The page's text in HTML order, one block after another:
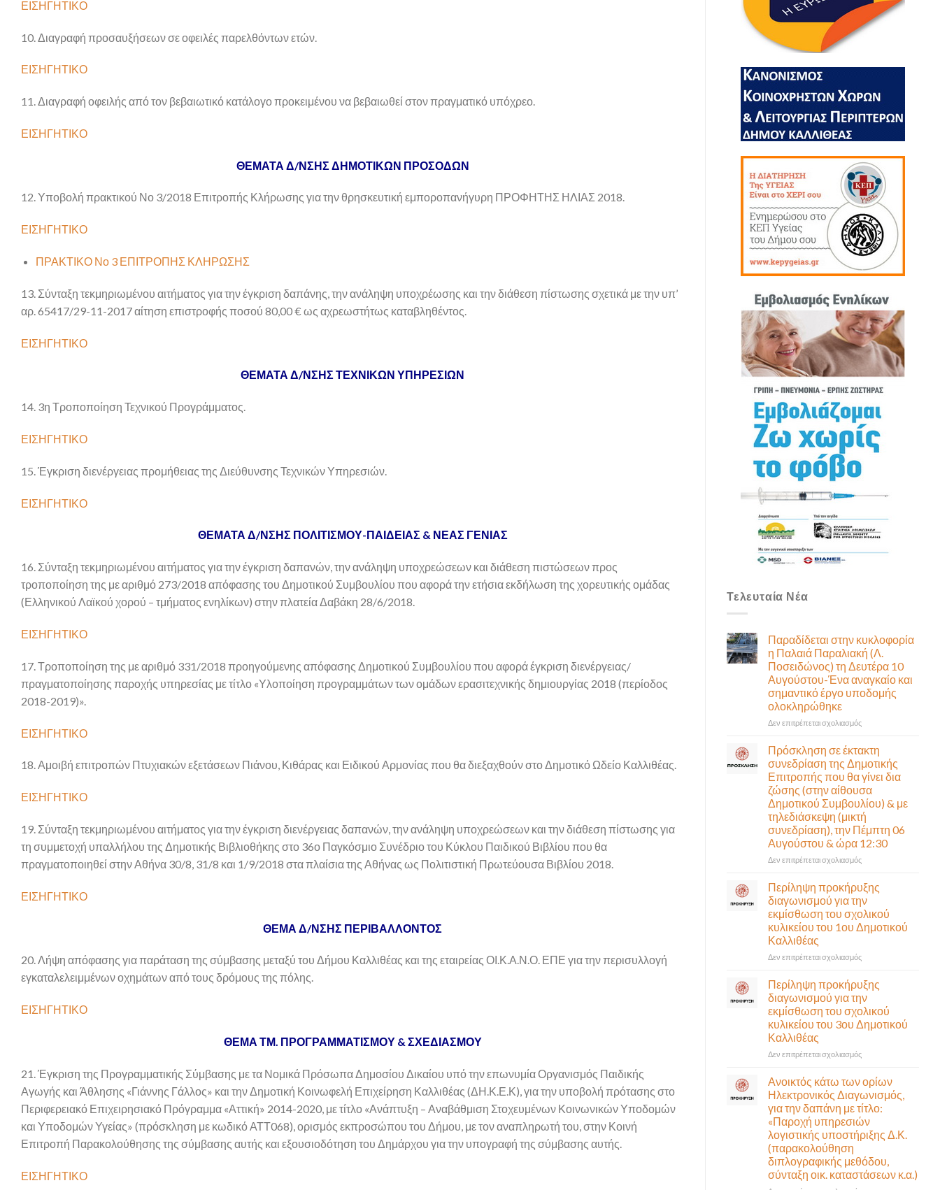
ΕΙΣΗΓΗΤΙΚΟ
10. Διαγραφή προσαυξήσεων σε οφειλές παρελθόντων ετών.
ΕΙΣΗΓΗΤΙΚΟ
11. Διαγραφή οφειλής από τον βεβαιωτικό κατάλογο προκειμένου να βεβαιωθεί στον πραγματικό υπόχρεο.
ΕΙΣΗΓΗΤΙΚΟ
ΘΕΜΑΤΑ Δ/ΝΣΗΣ ΔΗΜΟΤΙΚΩΝ ΠΡΟΣΟΔΩΝ
12. Υποβολή πρακτικού Νο 3/2018 Επιτροπής Κλήρωσης για την θρησκευτική εμποροπανήγυρη ΠΡΟΦΗΤΗΣ ΗΛΙΑΣ 2018.
ΕΙΣΗΓΗΤΙΚΟ
ΠΡΑΚΤΙΚΟ Νο 3 ΕΠΙΤΡΟΠΗΣ ΚΛΗΡΩΣΗΣ
13. Σύνταξη τεκμηριωμένου αιτήματος για την έγκριση δαπάνης, την ανάληψη υποχρέωσης και την διάθεση πίστωσης σχετικά με την υπ’
αρ. 65417/29-11-2017 αίτηση επιστροφής ποσού 80,00 € ως αχρεωστήτως καταβληθέντος.
ΕΙΣΗΓΗΤΙΚΟ
ΘΕΜΑΤΑ Δ/ΝΣΗΣ ΤΕΧΝΙΚΩΝ ΥΠΗΡΕΣΙΩΝ
14. 3η Τροποποίηση Τεχνικού Προγράμματος.
ΕΙΣΗΓΗΤΙΚΟ
15. Έγκριση διενέργειας προμήθειας της Διεύθυνσης Τεχνικών Υπηρεσιών.
ΕΙΣΗΓΗΤΙΚΟ
ΘΕΜΑΤΑ Δ/ΝΣΗΣ ΠΟΛΙΤΙΣΜΟΥ-ΠΑΙΔΕΙΑΣ & ΝΕΑΣ ΓΕΝΙΑΣ
16. Σύνταξη τεκμηριωμένου αιτήματος για την έγκριση δαπανών, την ανάληψη υποχρεώσεων και διάθεση πιστώσεων προς
τροποποίηση της με αριθμό 273/2018 απόφασης του Δημοτικού Συμβουλίου που αφορά την ετήσια εκδήλωση της χορευτικής ομάδας
(Ελληνικού Λαϊκού χορού – τμήματος ενηλίκων) στην πλατεία Δαβάκη 28/6/2018.
ΕΙΣΗΓΗΤΙΚΟ
17. Τροποποίηση της με αριθμό 331/2018 προηγούμενης απόφασης Δημοτικού Συμβουλίου που αφορά έγκριση διενέργειας/
πραγματοποίησης παροχής υπηρεσίας με τίτλο «Υλοποίηση προγραμμάτων των ομάδων ερασιτεχνικής δημιουργίας 2018 (περίοδος
2018-2019)».
ΕΙΣΗΓΗΤΙΚΟ
18. Αμοιβή επιτροπών Πτυχιακών εξετάσεων Πιάνου, Κιθάρας και Ειδικού Αρμονίας που θα διεξαχθούν στο Δημοτικό Ωδείο Καλλιθέας.
ΕΙΣΗΓΗΤΙΚΟ
19. Σύνταξη τεκμηριωμένου αιτήματος για την έγκριση διενέργειας δαπανών, την ανάληψη υποχρεώσεων και την διάθεση πίστωσης για
τη συμμετοχή υπαλλήλου της Δημοτικής Βιβλιοθήκης στο 36ο Παγκόσμιο Συνέδριο του Κύκλου Παιδικού Βιβλίου που θα
πραγματοποιηθεί στην Αθήνα 30/8, 31/8 και 1/9/2018 στα πλαίσια της Αθήνας ως Πολιτιστική Πρωτεύουσα Βιβλίου 2018.
ΕΙΣΗΓΗΤΙΚΟ
ΘΕΜΑ Δ/ΝΣΗΣ ΠΕΡΙΒΑΛΛΟΝΤΟΣ
20. Λήψη απόφασης για παράταση της σύμβασης μεταξύ του Δήμου Καλλιθέας και της εταιρείας ΟΙ.Κ.Α.Ν.Ο. ΕΠΕ για την περισυλλογή
εγκαταλελειμμένων οχημάτων από τους δρόμους της πόλης.
ΕΙΣΗΓΗΤΙΚΟ
ΘΕΜΑ ΤΜ. ΠΡΟΓΡΑΜΜΑΤΙΣΜΟΥ & ΣΧΕΔΙΑΣΜΟΥ
21. Έγκριση της Προγραμματικής Σύμβασης με τα Νομικά Πρόσωπα Δημοσίου Δικαίου υπό την επωνυμία Οργανισμός Παιδικής
Αγωγής και Άθλησης «Γιάννης Γάλλος» και την Δημοτική Κοινωφελή Επιχείρηση Καλλιθέας (ΔΗ.Κ.Ε.Κ), για την υποβολή πρότασης στο
Περιφερειακό Επιχειρησιακό Πρόγραμμα «Αττική» 2014-2020, με τίτλο «Ανάπτυξη – Αναβάθμιση Στοχευμένων Κοινωνικών Υποδομών
και Υποδομών Υγείας» (πρόσκληση με κωδικό ΑΤΤ068), ορισμός εκπροσώπου του Δήμου, με τον αναπληρωτή του, στην Κοινή
Επιτροπή Παρακολούθησης της σύμβασης αυτής και εξουσιοδότηση του Δημάρχου για την υπογραφή της σύμβασης αυτής.
ΕΙΣΗΓΗΤΙΚΟ
Τελευταία Νέα
Παραδίδεται στην κυκλοφορία
η Παλαιά Παραλιακή (Λ.
Ποσειδώνος) τη Δευτέρα 10
Αυγούστου-Ένα αναγκαίο και
σημαντικό έργο υποδομής
ολοκληρώθηκε
Δεν επιτρέπεται σχολιασμόςστο
κυκλοφορία
η
Παλαιά
Παραλιακή
(Λ.
Ποσειδώνος)
τη
Δευτέρα
Αυγούστου-
αναγκαίο
και
σημαντικό
έργο
υποδομής
Πρόσκληση σε έκτακτη
συνεδρίαση της Δημοτικής
Επιτροπής που θα γίνει δια
ζώσης (στην αίθουσα
Δημοτικού Συμβουλίου) & με
τηλεδιάσκεψη (μικτή
συνεδρίαση), την Πέμπτη 06
Αυγούστου & ώρα 12:30
Δεν επιτρέπεται σχολιασμόςστο
σε
έκτακτη
συνεδρίαση
της
Δημοτικής
δια
ζώσης
(στην
αίθουσα
&
τηλεδιάσκεψη
(μικτή
συνεδρίαση),
την
Πέμπτη
06
Αυγούστου
&
ώρα
Περίληψη προκήρυξης
διαγωνισμού για την
εκμίσθωση του σχολικού
κυλικείου του 1ου Δημοτικού
Καλλιθέας
Δεν επιτρέπεται σχολιασμόςστο
προκήρυξης
διαγωνισμού
για
την
εκμίσθωση
1ου
Δημοτικού
Καλλιθέας
Περίληψη προκήρυξης
διαγωνισμού για την
εκμίσθωση του σχολικού
κυλικείου του 3ου Δημοτικού
Καλλιθέας
Δεν επιτρέπεται σχολιασμόςστο
προκήρυξης
διαγωνισμού
για
την
εκμίσθωση
του
κυλικείου
του
Ανοικτός κάτω των ορίων
Ηλεκτρονικός Διαγωνισμός,
για την δαπάνη με τίτλο:
«Παροχή υπηρεσιών
λογιστικής υποστήριξης Δ.Κ.
(παρακολούθηση
διπλογραφικής μεθόδου,
σύνταξη οικ. καταστάσεων κ.α.)